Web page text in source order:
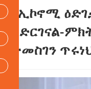
የኢኮኖሚ
አድርገናል-
ተመስገን